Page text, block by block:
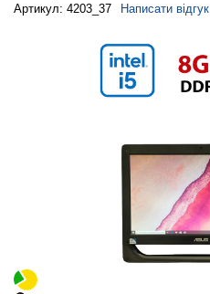
Артикул: 4203_37 Написати відгук